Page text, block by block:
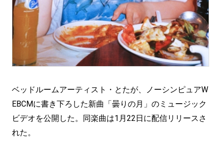
ベッドルームアーティスト・とたが、ノーシンピュアW
EBCMに書き下ろした新曲「曇りの月」のミュージック
ビデオを公開した。同楽曲は1月22日に配信リリースさ
れた。